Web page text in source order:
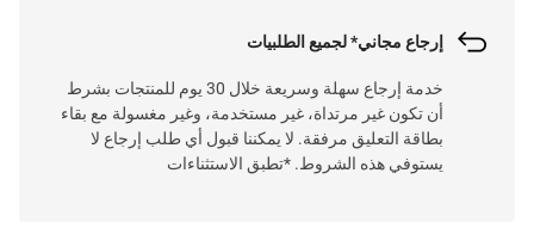
إرجاع مجاني* لجميع الطلبيات
خدمة إرجاع سهلة وسريعة خلال 30 يوم للمنتجات بشرط
أن تكون غير مرتداة، غير مستخدمة، وغير مغسولة مع بقاء
بطاقة التعليق مرفقة. لا يمكننا قبول أي طلب إرجاع لا
يستوفي هذه الشروط. *تطبق الاستثناءات